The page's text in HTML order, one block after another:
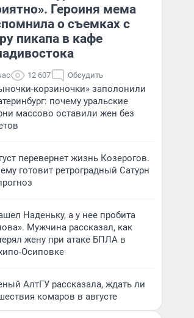
Героиня мема
о съемках с
пикапа в кафе
12 607 Обсудить
корзиночки» заполонили
почему уральские
массово оставили жен без
перевернет жизнь Козерогов.
готовит ретроградный Сатурн
Наденьку, а у нее пробита
Мужчина рассказал, как
жену при атаке БПЛА в
Осиповке
АлтГУ рассказала, ждать ли
комаров в августе